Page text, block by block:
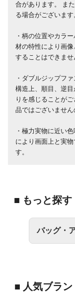
合があります。 ま
る場合がございます
・柄の位置やカラ
材の特性により画
することはできませ
・ダブルジップフ
構造上、順目、逆
りを感じることが
品ではございません
・極力実物に近い
により画面上と実
す。
■ もっと探す
バッグ・
■ 人気ブラ